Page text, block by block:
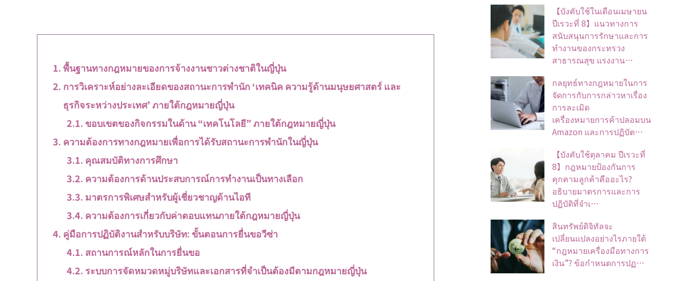
พื้นฐานทางกฎหมายของการจ้างงานชาวต่างชาติในญี่ปุ่น
การวิเคราะห์อย่างละเอียดของสถานะการพำนัก ‘เทคนิค ความรู้ด้านมนุษยศาสตร์ และ
ธุรกิจระหว่างประเทศ’ ภายใต้กฎหมายญี่ปุ่น
ขอบเขตของกิจกรรมในด้าน “เทคโนโลยี” ภายใต้กฎหมายญี่ปุ่น
ความต้องการทางกฎหมายเพื่อการได้รับสถานะการพำนักในญี่ปุ่น
คุณสมบัติทางการศึกษา
ความต้องการด้านประสบการณ์การทำงานเป็นทางเลือก
มาตรการพิเศษสำหรับผู้เชี่ยวชาญด้านไอที
ความต้องการเกี่ยวกับค่าตอบแทนภายใต้กฎหมายญี่ปุ่น
คู่มือการปฏิบัติงานสำหรับบริษัท: ขั้นตอนการยื่นขอวีซ่า
สถานการณ์หลักในการยื่นขอ
ระบบการจัดหมวดหมู่บริษัทและเอกสารที่จำเป็นต้องมีตามกฎหมายญี่ปุ่น
【บังคับใช้ในเดือนเมษายน
ปีเรวะที่ 8】แนวทางการ
สนับสนุนการรักษาและการ
ทำงานของกระทรวง
สาธารณสุข แรงงาน…
กลยุทธ์ทางกฎหมายในการ
จัดการกับการกล่าวหาเรื่อง
การละเมิด
เครื่องหมายการค้าปลอมบน
Amazon และการปฏิบัต…
【บังคับใช้ตุลาคม ปีเรวะที่
8】กฎหมายป้องกันการ
คุกคามลูกค้าคืออะไร?
อธิบายมาตรการและการ
ปฏิบัติที่จำเ…
สินทรัพย์ดิจิทัลจะ
เปลี่ยนแปลงอย่างไรภายใต้
“กฎหมายเครื่องมือทางการ
เงิน”? ข้อกำหนดการปฏ…